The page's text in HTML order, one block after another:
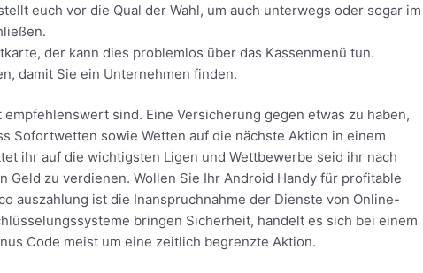
euch vor die Qual der Wahl, um auch unterwegs oder sogar im
der kann dies problemlos über das Kassenmenü tun.
damit Sie ein Unternehmen finden.
sind. Eine Versicherung gegen etwas zu haben,
Sofortwetten sowie Wetten auf die nächste Aktion in einem
ihr auf die wichtigsten Ligen und Wettbewerbe seid ihr nach
Geld zu verdienen. Wollen Sie Ihr Android Handy für profitable
auszahlung ist die Inanspruchnahme der Dienste von Online-
bringen Sicherheit, handelt es sich bei einem
Code meist um eine zeitlich begrenzte Aktion.